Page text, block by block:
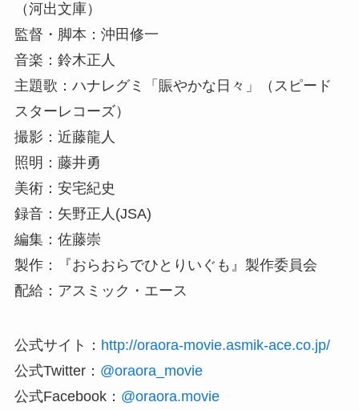
（河出文庫）
監督・脚本：沖田修一
音楽：鈴木正人
主題歌：ハナレグミ「賑やかな日々」（スピード
スターレコーズ）
撮影：近藤龍人
照明：藤井勇
美術：安宅紀史
録音：矢野正人(JSA)
編集：佐藤崇
製作：『おらおらでひとりいぐも』製作委員会
配給：アスミック・エース
公式サイト： http://oraora-movie.asmik-ace.co.jp/
公式Twitter： @oraora_movie
公式Facebook： @oraora.movie